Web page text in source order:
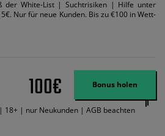
der White-List | Suchtrisiken | Hilfe unter
Nur für neue Kunden. Bis zu €100 in Wett-
qualifizierende Einzahlung in
Wetten im gleichen Wert platzieren
AGB, Zeitlimits und Ausnahmen. Der Bonus-
der Anmeldung benutzt werden, jedoch
in keinster Weise.
100€ Bonus holen
18+ | nur Neukunden | AGB beachten